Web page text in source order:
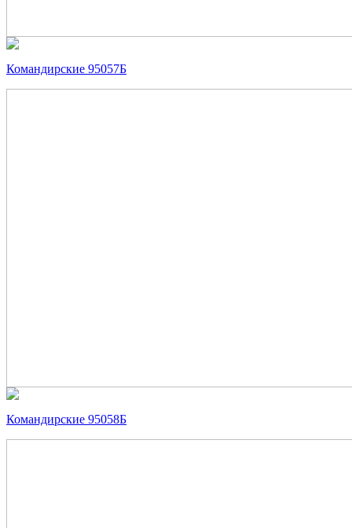
Командирские 95057Б
Командирские 95058Б